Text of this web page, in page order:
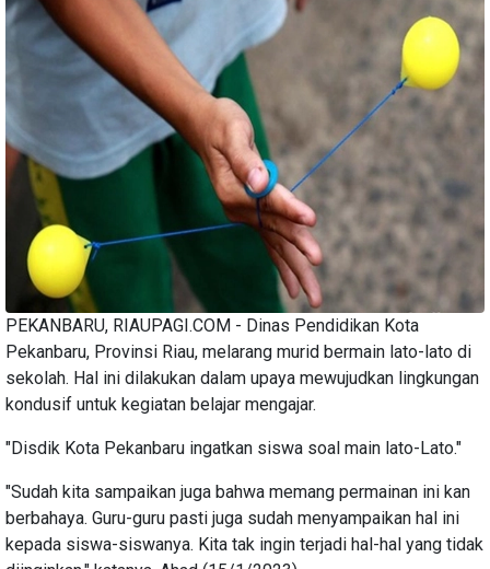
PEKANBARU, RIAUPAGI.COM - Dinas Pendidikan Kota
Pekanbaru, Provinsi Riau, melarang murid bermain lato-lato di
sekolah. Hal ini dilakukan dalam upaya mewujudkan lingkungan
kondusif untuk kegiatan belajar mengajar.
"Disdik Kota Pekanbaru ingatkan siswa soal main lato-Lato."
"Sudah kita sampaikan juga bahwa memang permainan ini kan
berbahaya. Guru-guru pasti juga sudah menyampaikan hal ini
kepada siswa-siswanya. Kita tak ingin terjadi hal-hal yang tidak